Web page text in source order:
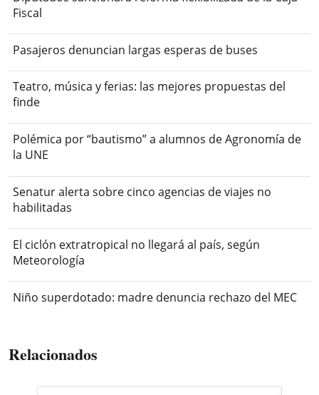
Fiscal
Pasajeros denuncian largas esperas de buses
Teatro, música y ferias: las mejores propuestas del
finde
Polémica por “bautismo” a alumnos de Agronomía de
la UNE
Senatur alerta sobre cinco agencias de viajes no
habilitadas
El ciclón extratropical no llegará al país, según
Meteorología
Niño superdotado: madre denuncia rechazo del MEC
Relacionados